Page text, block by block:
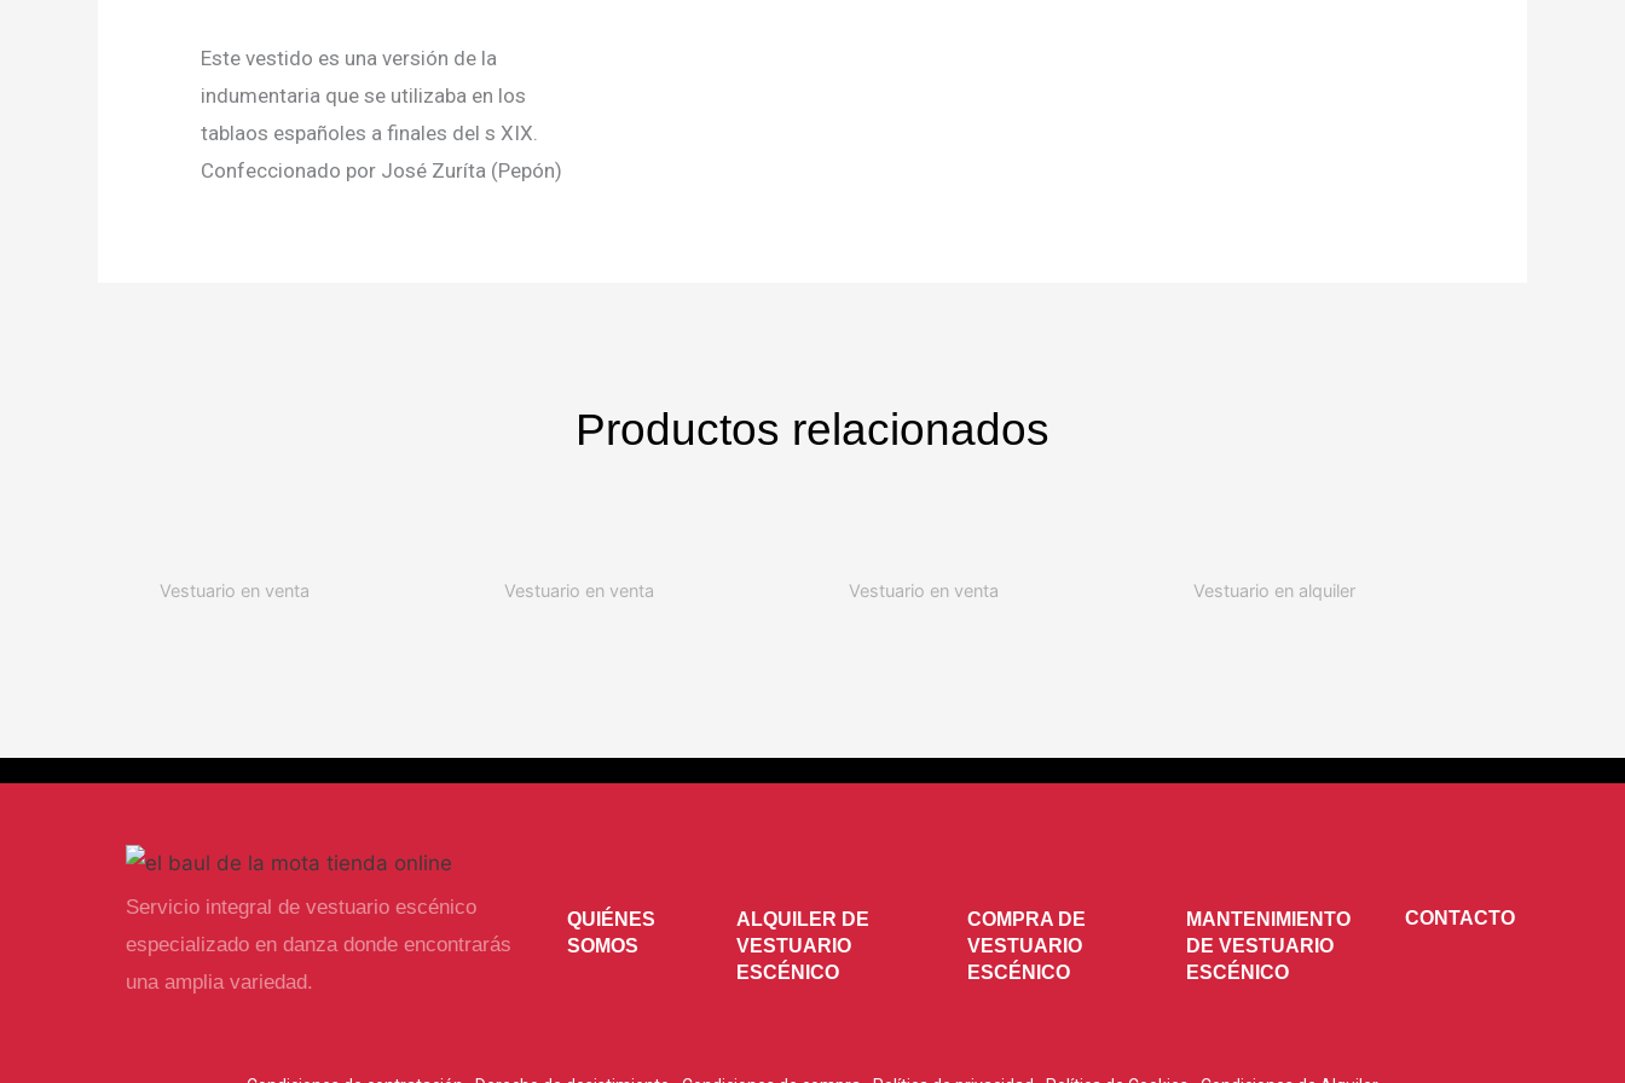
Este vestido es una versión de la
indumentaria que se utilizaba en los
tablaos españoles a finales del s XIX.
Confeccionado por José Zuríta (Pepón)
Productos relacionados
Vestuario en venta Vestuario en venta Vestuario en venta Vestuario en alquiler
Servicio integral de vestuario escénico
especializado en danza donde encontrarás
una amplia variedad.
QUIÉNES
SOMOS
ALQUILER DE
VESTUARIO
ESCÉNICO
COMPRA DE
VESTUARIO
ESCÉNICO
MANTENIMIENTO
DE VESTUARIO
ESCÉNICO
CONTACTO